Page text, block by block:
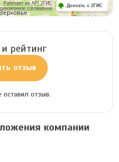
Работает на API 2ГИС
соглашение
Доехать с 2ГИС
рейтинг
отзыв
оставил отзыв.
компании